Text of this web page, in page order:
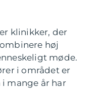
klinikker, der
høj
møde.
i området er
mange år har